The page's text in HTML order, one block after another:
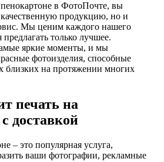
пенокартоне в ФотоПочте, вы
качественную продукцию, но и
Мы ценим каждого нашего
только лучшее.
яркие моменты, и мы
фотоизделия, способные
близких на протяжении многих
печать на
доставкой
– это популярная услуга,
ваши фотографии, рекламные